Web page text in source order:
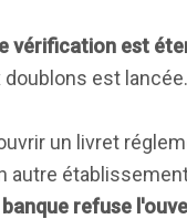
vérification est
doublons est
un livret
autre
banque refuse